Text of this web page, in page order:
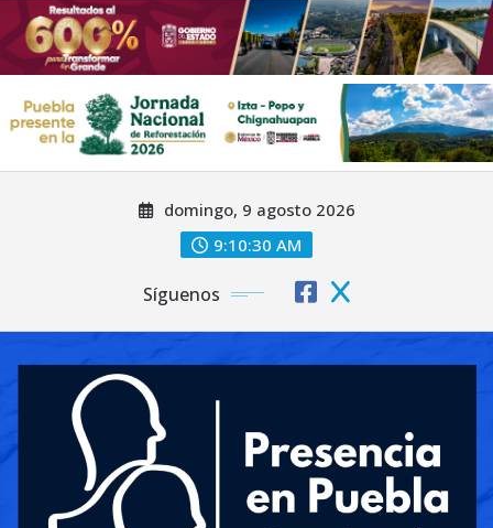
domingo, 9 agosto 2026
9:10:31 AM
Síguenos